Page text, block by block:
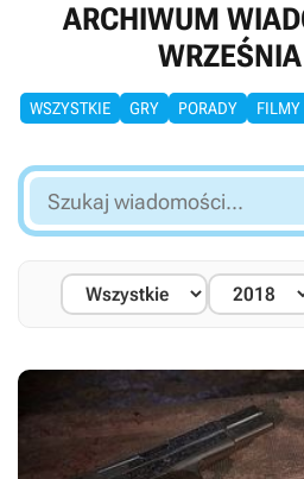
ARCHIWUM
WSZYSTKIE GRY PORADY FILMY
Szukaj
wiadomości...